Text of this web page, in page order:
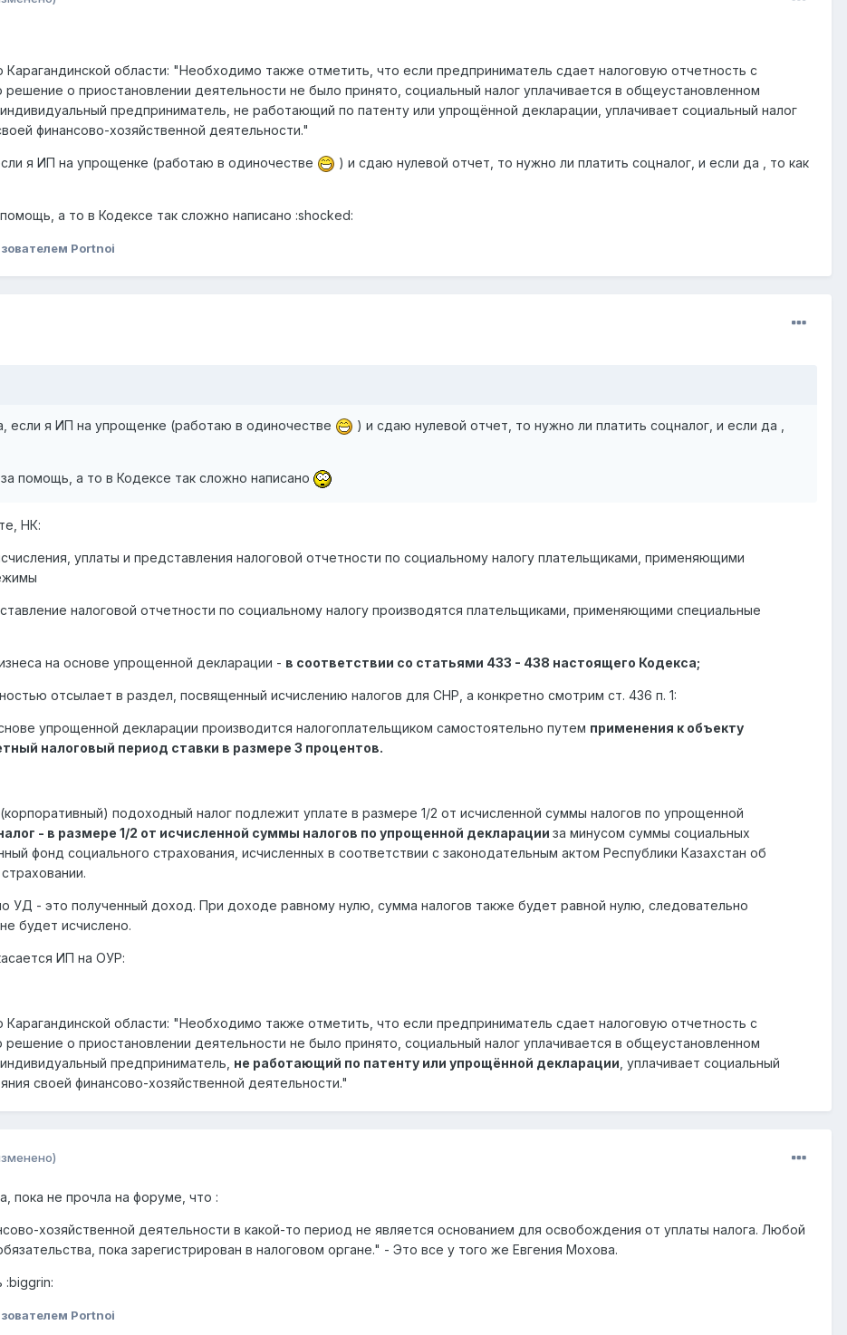
области: "Необходимо также отметить, что если предприниматель сдает налоговую отчетность с
решение о приостановлении деятельности не было принято, социальный налог уплачивается в общеустановленном
предприниматель, не работающий по патенту или упрощённой декларации, уплачивает социальный налог
финансово-хозяйственной деятельности."
я ИП на упрощенке (работаю в одиночестве
) и сдаю нулевой отчет, то нужно ли платить соцналог, и если да , то как
а то в Кодексе так сложно написано :shocked:
Portnoi
если я ИП на упрощенке (работаю в одиночестве
) и сдаю нулевой отчет, то нужно ли платить соцналог, и если да ,
помощь, а то в Кодексе так сложно написано
НК:
уплаты и представления налоговой отчетности по социальному налогу плательщиками, применяющими
налоговой отчетности по социальному налогу производятся плательщиками, применяющими специальные
на основе упрощенной декларации - в соответствии со статьями 433 - 438 настоящего Кодекса;
отсылает в раздел, посвященный исчислению налогов для СНР, а конкретно смотрим ст. 436 п. 1:
упрощенной декларации производится налогоплательщиком самостоятельно путем применения к объекту
налоговый период ставки в размере 3 процентов.
подоходный налог подлежит уплате в размере 1/2 от исчисленной суммы налогов по упрощенной
- в размере 1/2 от исчисленной суммы налогов по упрощенной декларации за минусом суммы социальных
фонд социального страхования, исчисленных в соответствии с законодательным актом Республики Казахстан об
УД - это полученный доход. При доходе равному нулю, сумма налогов также будет равной нулю, следовательно
будет исчислено.
ИП на ОУР:
области: "Необходимо также отметить, что если предприниматель сдает налоговую отчетность с
решение о приостановлении деятельности не было принято, социальный налог уплачивается в общеустановленном
предприниматель, не работающий по патенту или упрощённой декларации , уплачивает социальный
своей финансово-хозяйственной деятельности."
пока не прочла на форуме, что :
хозяйственной деятельности в какой-то период не является основанием для освобождения от уплаты налога. Любой
пока зарегистрирован в налоговом органе." - Это все у того же Евгения Мохова.
:biggrin:
Portnoi